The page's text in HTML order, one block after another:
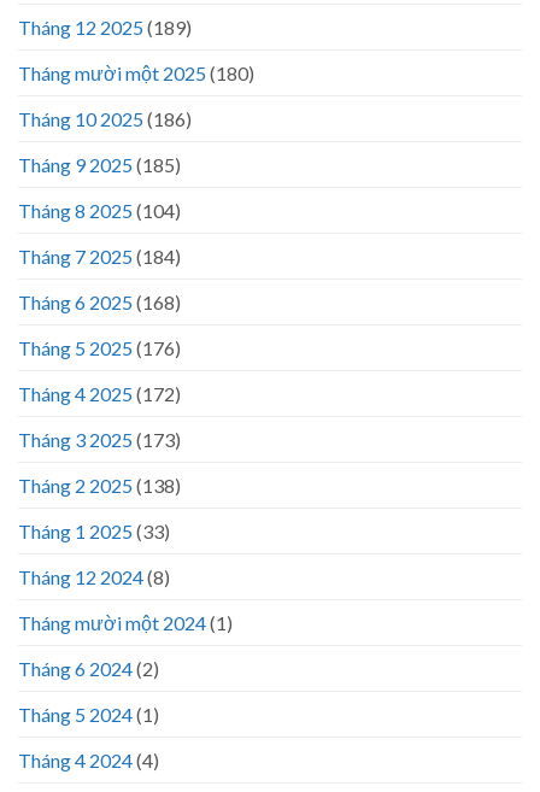
Tháng 12 2025(189)
Tháng mười một 2025(180)
Tháng 10 2025(186)
Tháng 9 2025(185)
Tháng 8 2025(104)
Tháng 7 2025(184)
Tháng 6 2025(168)
Tháng 5 2025(176)
Tháng 4 2025(172)
Tháng 3 2025(173)
Tháng 2 2025(138)
Tháng 1 2025(33)
Tháng 12 2024(8)
Tháng mười một 2024(1)
Tháng 6 2024(2)
Tháng 5 2024(1)
Tháng 4 2024(4)